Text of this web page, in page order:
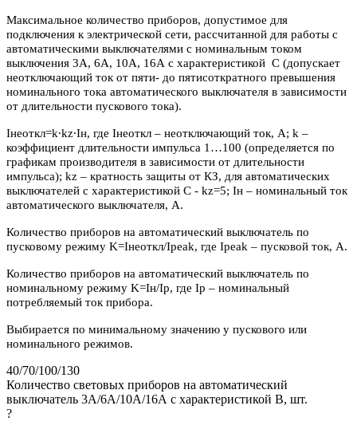
Максимальное количество приборов, допустимое для
подключения к электрической сети, рассчитанной для работы с
автоматическими выключателями с номинальным током
выключения 3А, 6А, 10А, 16А с характеристикой С (допускает
неотключающий ток от пяти- до пятисоткратного превышения
номинального тока автоматического выключателя в зависимости
от длительности пускового тока).
Iнеоткл=k∙kz∙Iн, где Iнеоткл – неотключающий ток, А; k –
коэффициент длительности импульса 1…100 (определяется по
графикам производителя в зависимости от длительности
импульса); kz – кратность защиты от КЗ, для автоматических
выключателей с характеристикой C - kz=5; Iн – номинальный ток
автоматического выключателя, А.
Количество приборов на автоматический выключатель по
пусковому режиму K=Iнеоткл/Ipeak, где Ipeak – пусковой ток, А.
Количество приборов на автоматический выключатель по
номинальному режиму K=Iн/Iр, где Iр – номинальный
потребляемый ток прибора.
Выбирается по минимальному значению у пускового или
номинального режимов.
40/70/100/130
Количество световых приборов на автоматический
выключатель 3А/6А/10А/16А с характеристикой В, шт.
?